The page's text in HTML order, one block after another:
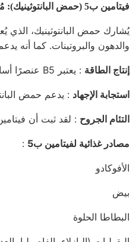
فيتامين ب5 (حمض البانتوثينيك): مُزيل التوتر
يُشارك حمض البانتوثينيك، الذي
والدهون والبروتينات. كما أنه
إنتاج الطاقة : يعتبر B5 عنصرًا أساسيًا في
استجابة الإجهاد : يدعم حمض
التئام الجروح : لقد ثبت أن فيتامين
مصادر غذائية لفيتامين ب5 :
الأفوكادو
بيض
البطاطا الحلوة